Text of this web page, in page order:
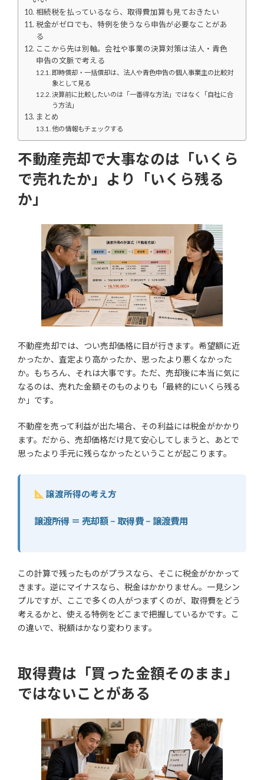
相続税を払っているなら、取得費加算も見ておきたい
税金がゼロでも、特例を使うなら申告が必要なことがあ
る
ここから先は別軸。会社や事業の決算対策は法人・青色
申告の文脈で考える
即時償却・一括償却は、法人や青色申告の個人事業主の比較対
象として見る
決算前に比較したいのは「一番得な方法」ではなく「自社に合
う方法」
まとめ
他の情報もチェックする
不動産売却で大事なのは「いくら
で売れたか」より「いくら残る
か」
不動産売却では、つい売却価格に目が行きます。希望額に近
かったか、査定より高かったか、思ったより悪くなかった
か。もちろん、それは大事です。ただ、売却後に本当に気に
なるのは、売れた金額そのものよりも「最終的にいくら残る
か」です。
不動産を売って利益が出た場合、その利益には税金がかかり
ます。だから、売却価格だけ見て安心してしまうと、あとで
思ったより手元に残らなかったということが起こります。
譲渡所得の考え方
譲渡所得 ＝ 売却額 − 取得費 − 譲渡費用
この計算で残ったものがプラスなら、そこに税金がかかって
きます。逆にマイナスなら、税金はかかりません。一見シン
プルですが、ここで多くの人がつまずくのが、取得費をどう
考えるかと、使える特例をどこまで把握しているかです。こ
の違いで、税額はかなり変わります。
取得費は「買った金額そのまま」
ではないことがある